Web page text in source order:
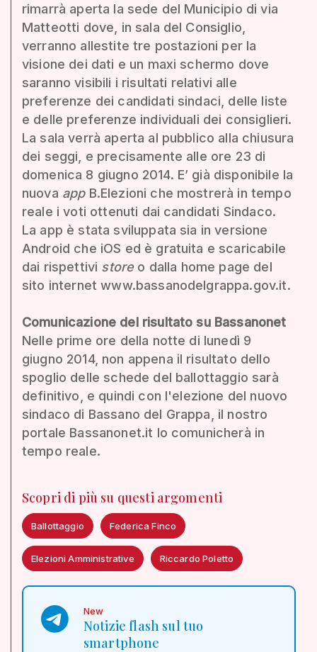
rimarrà aperta la sede del Municipio di via
Matteotti dove, in sala del Consiglio,
verranno allestite tre postazioni per la
visione dei dati e un maxi schermo dove
saranno visibili i risultati relativi alle
preferenze dei candidati sindaci, delle liste
e delle preferenze individuali dei consiglieri.
La sala verrà aperta al pubblico alla chiusura
dei seggi, e precisamente alle ore 23 di
domenica 8 giugno 2014. E’ già disponibile la
nuova appB.Elezioni che mostrerà in tempo
reale i voti ottenuti dai candidati Sindaco.
La app è stata sviluppata sia in versione
Android che iOS ed è gratuita e scaricabile
dai rispettivi storeo dalla home page del
sito internet www.bassanodelgrappa.gov.it.
Comunicazione del risultato su Bassanonet
Nelle prime ore della notte di lunedì 9
giugno 2014, non appena il risultato dello
spoglio delle schede del ballottaggio sarà
definitivo, e quindi con l'elezione del nuovo
sindaco di Bassano del Grappa, il nostro
portale Bassanonet.it lo comunicherà in
tempo reale.
Scopri di più su questi argomenti
Ballottaggio Federica Finco
Elezioni Amministrative Riccardo Poletto
New
Notizie flash sul tuo
smartphone